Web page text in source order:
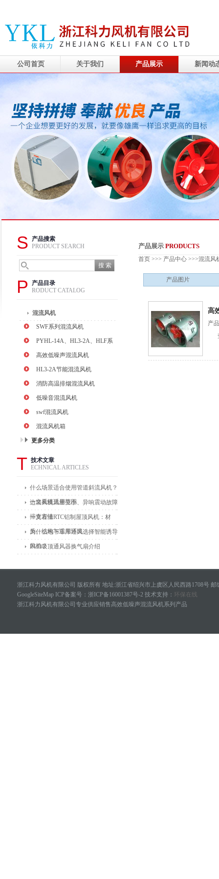
公司首页 关于我们 产品展示 新闻动
S
产品搜索
PRODUCT SEARCH
P
产品目录
RODUCT CATALOG
混流风机
SWF系列混流风机
PYHL-14A、HL3-2A、HLF系
列混流风机
高效低噪声混流风机
HL3-2A节能混流风机
消防高温排烟混流风机
低噪音混流风机
swf混流风机
混流风机箱
更多分类
T 技术文章
ECHNICAL ARTICLES
什么场景适合使用管道斜流风机？
一文看懂适用范围
边墙风机风量变小、异响震动故障
排查方法
一文看懂RTC铝制屋顶风机：材
质、结构与适用环境
为什么地下车库通风选择智能诱导
风机？
BLD吸顶通风器换气扇介绍
产品展示 PRODUCTS
首页 >>> 产品中心 >>>混流风
产品图片
高
产
浙江科力风机有限公司 版权所有 地址:浙江省绍兴市上虞区人民西路1708号 邮
GoogleSiteMap ICP备案号： 浙ICP备16001387号-2 技术支持： 环保在线
浙江科力风机有限公司专业供应销售高效低噪声混流风机系列产品